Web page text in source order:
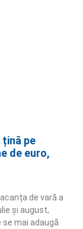
țină pe
de euro,
de vară a
și august,
mai adaugă